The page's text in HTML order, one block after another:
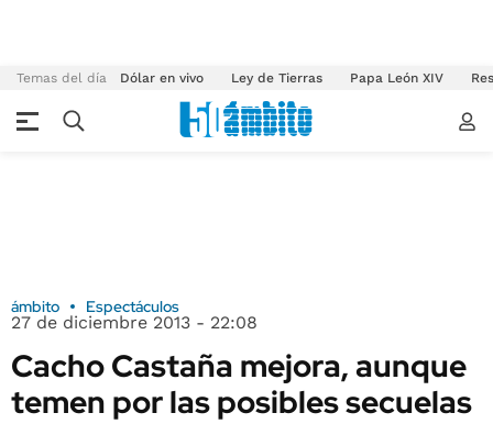
Temas del día Dólar en vivo Ley de Tierras Papa León XIV
ámbito Espectáculos
27 de diciembre 2013 - 22:08
Cacho Castaña mejora, aunque
temen por las posibles secuelas